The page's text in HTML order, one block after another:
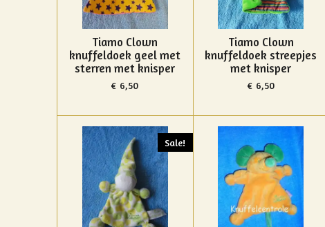
Tiamo Clown
knuffeldoek geel met
sterren met knisper
€ 6,50
Tiamo Clown
knuffeldoek streepjes
met knisper
€ 6,50
Sale!